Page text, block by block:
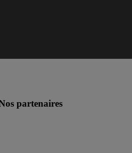
partenaires